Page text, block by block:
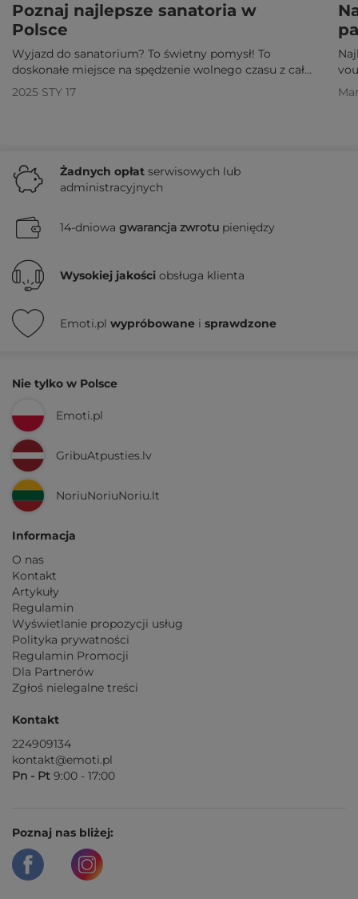
Poznaj najlepsze sanatoria w
Polsce
Wyjazd do sanatorium? To świetny pomysł! To
doskonałe miejsce na spędzenie wolnego czasu z całą
rodziną. Poznaj najatrakcyjniejsze sanatoria w Polsce.
2025 STY 17
Żadnych opłat serwisowych lub
administracyjnych
14-dniowa gwarancja zwrotu pieniędzy
Wysokiej jakości obsługa klienta
Emoti.pl wypróbowane i sprawdzone
Nie tylko w Polsce
Emoti.pl
GribuAtpusties.lv
NoriuNoriuNoriu.lt
Informacja
O nas
Kontakt
Artykuły
Regulamin
Wyświetlanie propozycji usług
Polityka prywatności
Regulamin Promocji
Dla Partnerów
Zgłoś nielegalne treści
Kontakt
224909134
kontakt@emoti.pl
Pn - Pt 9:00 - 17:00
Poznaj nas bliżej: